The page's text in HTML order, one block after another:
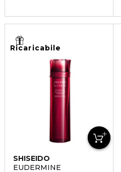
Ricaricabile
SHISEIDO
EUDERMINE